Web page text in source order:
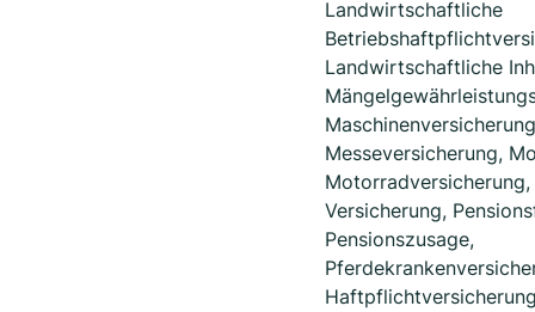
Landwirtschaftliche
Landwirtschaftliche
Messeversicherung,
Versicherung,
Pensionszusage,